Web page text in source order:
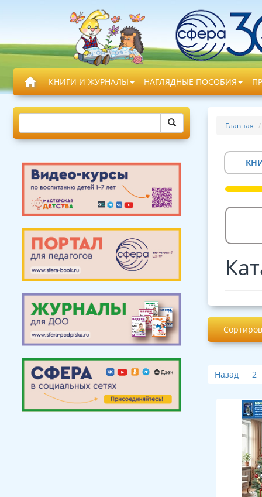
КНИГИ И ЖУРНАЛЫ НАГЛЯДНЫЕ ПОСОБИЯ
Главная
Назад 2